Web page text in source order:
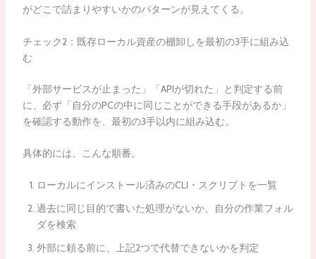
がどこで詰まりやすいかのパターンが見えてくる。
チェック2：既存ローカル資産の棚卸しを最初の3手に組み込
む
「外部サービスが止まった」「APIが切れた」と判定する前
に、必ず「自分のPCの中に同じことができる手段があるか」
を確認する動作を、最初の3手以内に組み込む。
具体的には、こんな順番。
ローカルにインストール済みのCLI・スクリプトを一覧
過去に同じ目的で書いた処理がないか、自分の作業フォル
ダを検索
外部に頼る前に、上記2つで代替できないかを判定